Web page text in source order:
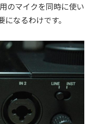
のマイクを同時に使い
なるわけです。